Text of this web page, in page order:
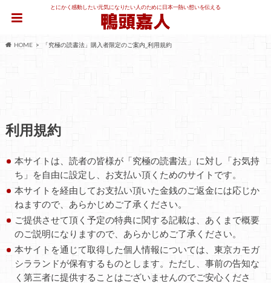
とにかく感動したい元気になりたい人のために日本一熱い想いを伝える
HOME 「究極の読書法」購入者限定のご案内_利用規約
利用規約
本サイトは、読者の皆様が「究極の読書法」に対し「お気持
ち」を自由に設定し、お支払い頂くためのサイトです。
本サイトを経由してお支払い頂いた金銭のご返金には応じか
ねますので、あらかじめご了承ください。
ご提供させて頂く予定の特典に関する記載は、あくまで概要
のご説明になりますので、あらかじめご了承ください。
本サイトを通じて取得した個人情報については、東京カモガ
シラランドが保有するものとします。ただし、事前の告知な
く第三者に提供することはございませんのでご安心くださ